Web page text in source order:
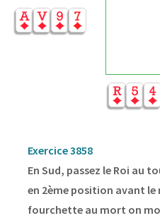
Exercice 3858
En Sud, passez le Roi au
en 2ème position avant le
fourchette au mort on